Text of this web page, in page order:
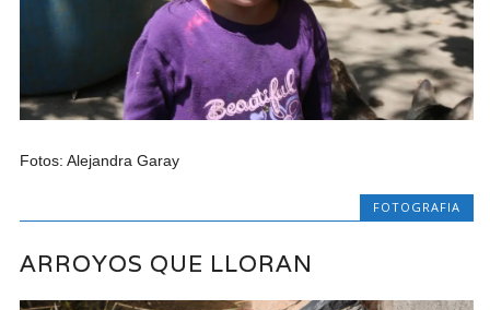
Fotos: Alejandra Garay
FOTOGRAFIA
ARROYOS QUE LLORAN